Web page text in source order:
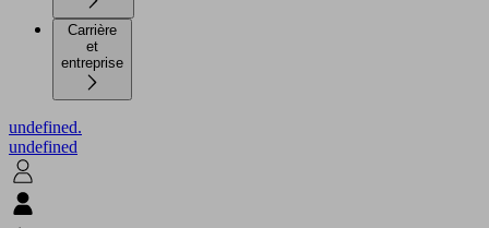
Carrière
et
entreprise
undefined.
undefined